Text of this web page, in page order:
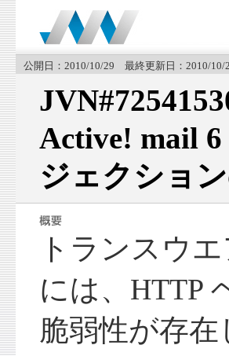
公開日：2010/10/29 最終更新日：2010/10/
Active! mail
ジェクショ
トランスウ
には、HTTP
脆弱性が存在